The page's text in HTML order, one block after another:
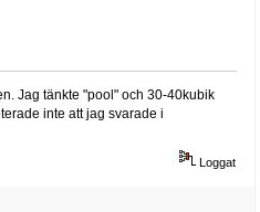
Jag tänkte "pool" och 30-40kubik
inte att jag svarade i
Loggat